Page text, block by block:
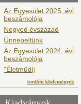
Az Egyesület 2025. évi
beszámolója
Negyed évszázad
Ünnepeltünk
Az Egyesület 2024. évi
beszámolója
"Életműdíj
további közlemények